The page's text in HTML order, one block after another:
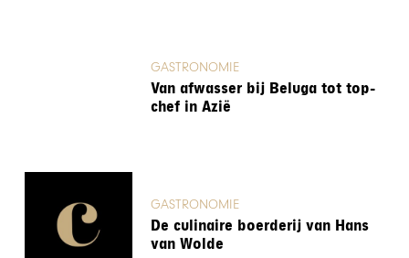
GASTRONOMIE
Van afwasser bij Beluga tot top-
chef in Azië
GASTRONOMIE
De culinaire boerderij van Hans
van Wolde